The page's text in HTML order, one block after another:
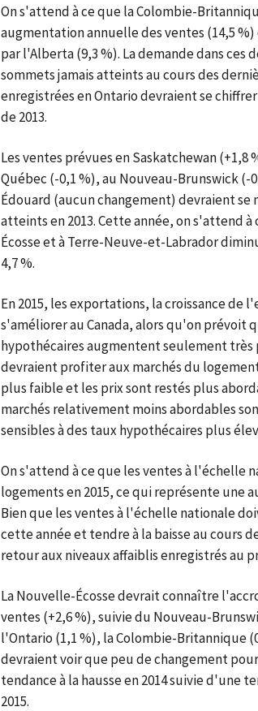
On s'attend à ce que la Colombie-
augmentation annuelle des ventes (14,5
par l'Alberta (9,3 %). La demande dans ces
sommets jamais atteints au cours des
enregistrées en Ontario devraient se
de 2013.
Les ventes prévues en Saskatchewan (+1,8
Québec (-0,1 %), au Nouveau-Brunswick
Édouard (aucun changement) devraient se
atteints en 2013. Cette année, on s'attend
Écosse et à Terre-Neuve-et-Labrador
4,7 %.
En 2015, les exportations, la croissance de
s'améliorer au Canada, alors qu'on prévoit
hypothécaires augmentent seulement très
devraient profiter aux marchés du
plus faible et les prix sont restés plus
marchés relativement moins abordables
sensibles à des taux hypothécaires plus
On s'attend à ce que les ventes à l'échelle
logements en 2015, ce qui représente une
Bien que les ventes à l'échelle nationale
cette année et tendre à la baisse au cours
retour aux niveaux affaiblis enregistrés au
La Nouvelle-Écosse devrait connaître
ventes (+2,6 %), suivie du Nouveau-
l'Ontario (1,1 %), la Colombie-Britannique
devraient voir que peu de changement
tendance à la hausse en 2014 suivie d'une
2015.